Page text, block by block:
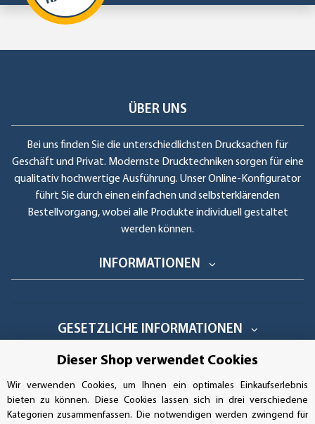
ÜBER UNS
Bei uns finden Sie die unterschiedlichsten Drucksachen für
Geschäft und Privat. Modernste Drucktechniken sorgen für eine
qualitativ hochwertige Ausführung. Unser Online-Konfigurator
führt Sie durch einen einfachen und selbsterklärenden
Bestellvorgang, wobei alle Produkte individuell gestaltet
werden können.
INFORMATIONEN
GESETZLICHE INFORMATIONEN
GEPRÜFTE LEISTUNG
Dieser Shop verwendet Cookies
Wir verwenden Cookies, um Ihnen ein optimales Einkaufserlebnis
bieten zu können. Diese Cookies lassen sich in drei verschiedene
Kategorien zusammenfassen. Die notwendigen werden zwingend für